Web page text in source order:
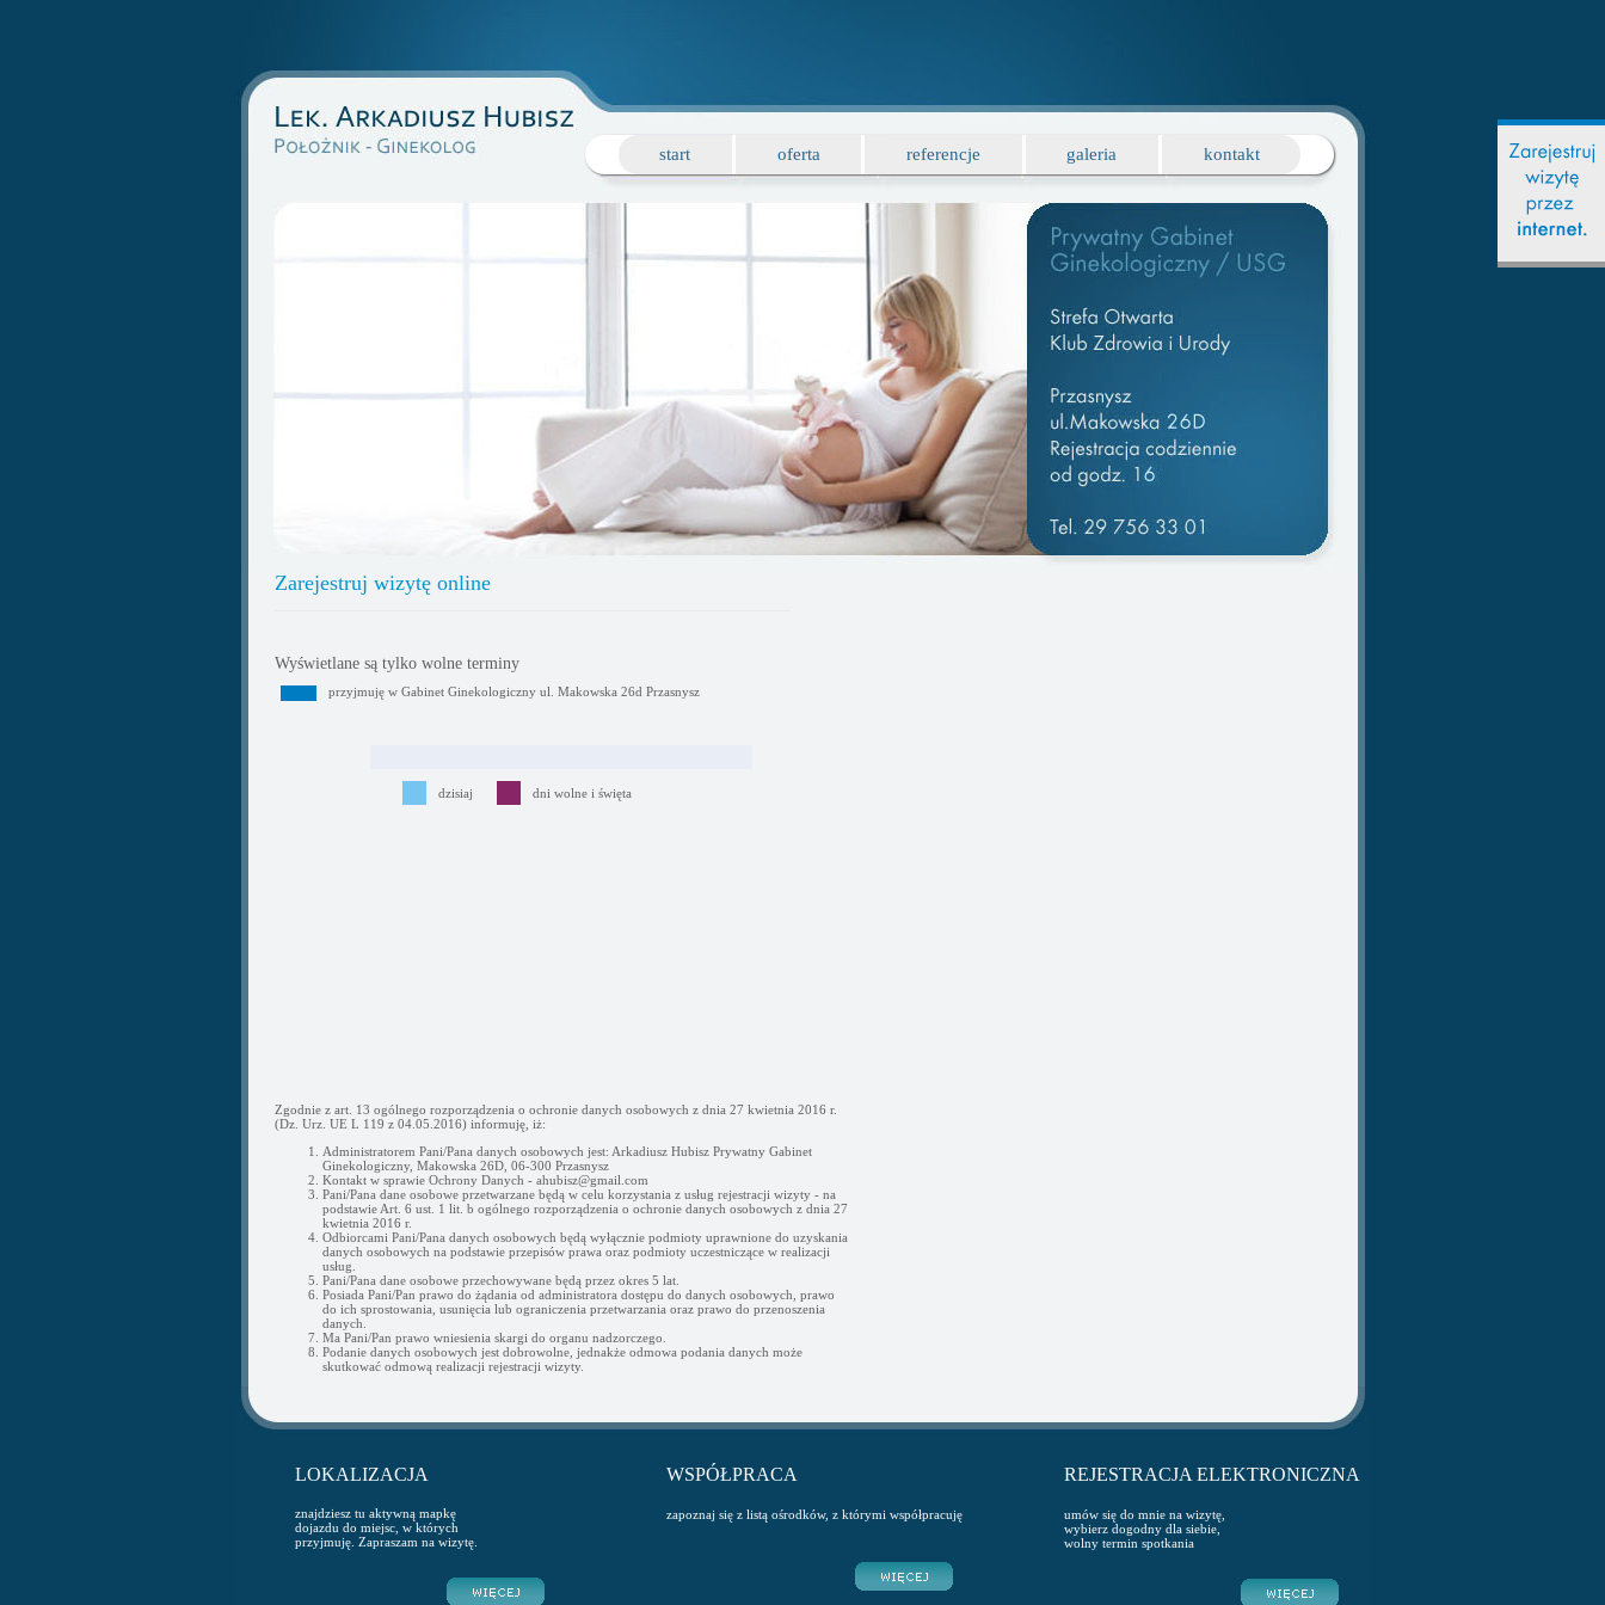
start oferta referencje galeria kontakt
Zarejestruj wizytę online
Wyświetlane są tylko wolne terminy
przyjmuję w Gabinet Ginekologiczny ul. Makowska 26d Przasnysz
dzisiaj dni wolne i święta
Zgodnie z art. 13 ogólnego rozporządzenia o ochronie danych osobowych z dnia 27 kwietnia 2016 r.
(Dz. Urz. UE L 119 z 04.05.2016) informuję, iż:
Administratorem Pani/Pana danych osobowych jest: Arkadiusz Hubisz Prywatny Gabinet
Ginekologiczny, Makowska 26D, 06-300 Przasnysz
Kontakt w sprawie Ochrony Danych - ahubisz@gmail.com
Pani/Pana dane osobowe przetwarzane będą w celu korzystania z usług rejestracji wizyty - na
podstawie Art. 6 ust. 1 lit. b ogólnego rozporządzenia o ochronie danych osobowych z dnia 27
kwietnia 2016 r.
Odbiorcami Pani/Pana danych osobowych będą wyłącznie podmioty uprawnione do uzyskania
danych osobowych na podstawie przepisów prawa oraz podmioty uczestniczące w realizacji
usług.
Pani/Pana dane osobowe przechowywane będą przez okres 5 lat.
Posiada Pani/Pan prawo do żądania od administratora dostępu do danych osobowych, prawo
do ich sprostowania, usunięcia lub ograniczenia przetwarzania oraz prawo do przenoszenia
danych.
Ma Pani/Pan prawo wniesienia skargi do organu nadzorczego.
Podanie danych osobowych jest dobrowolne, jednakże odmowa podania danych może
skutkować odmową realizacji rejestracji wizyty.
LOKALIZACJA
znajdziesz tu aktywną mapkę
dojazdu do miejsc, w których
przyjmuję. Zapraszam na wizytę.
WSPÓŁPRACA
zapoznaj się z listą ośrodków, z którymi współpracuję
REJESTRACJA ELEKTRONICZNA
umów się do mnie na wizytę,
wybierz dogodny dla siebie,
wolny termin spotkania